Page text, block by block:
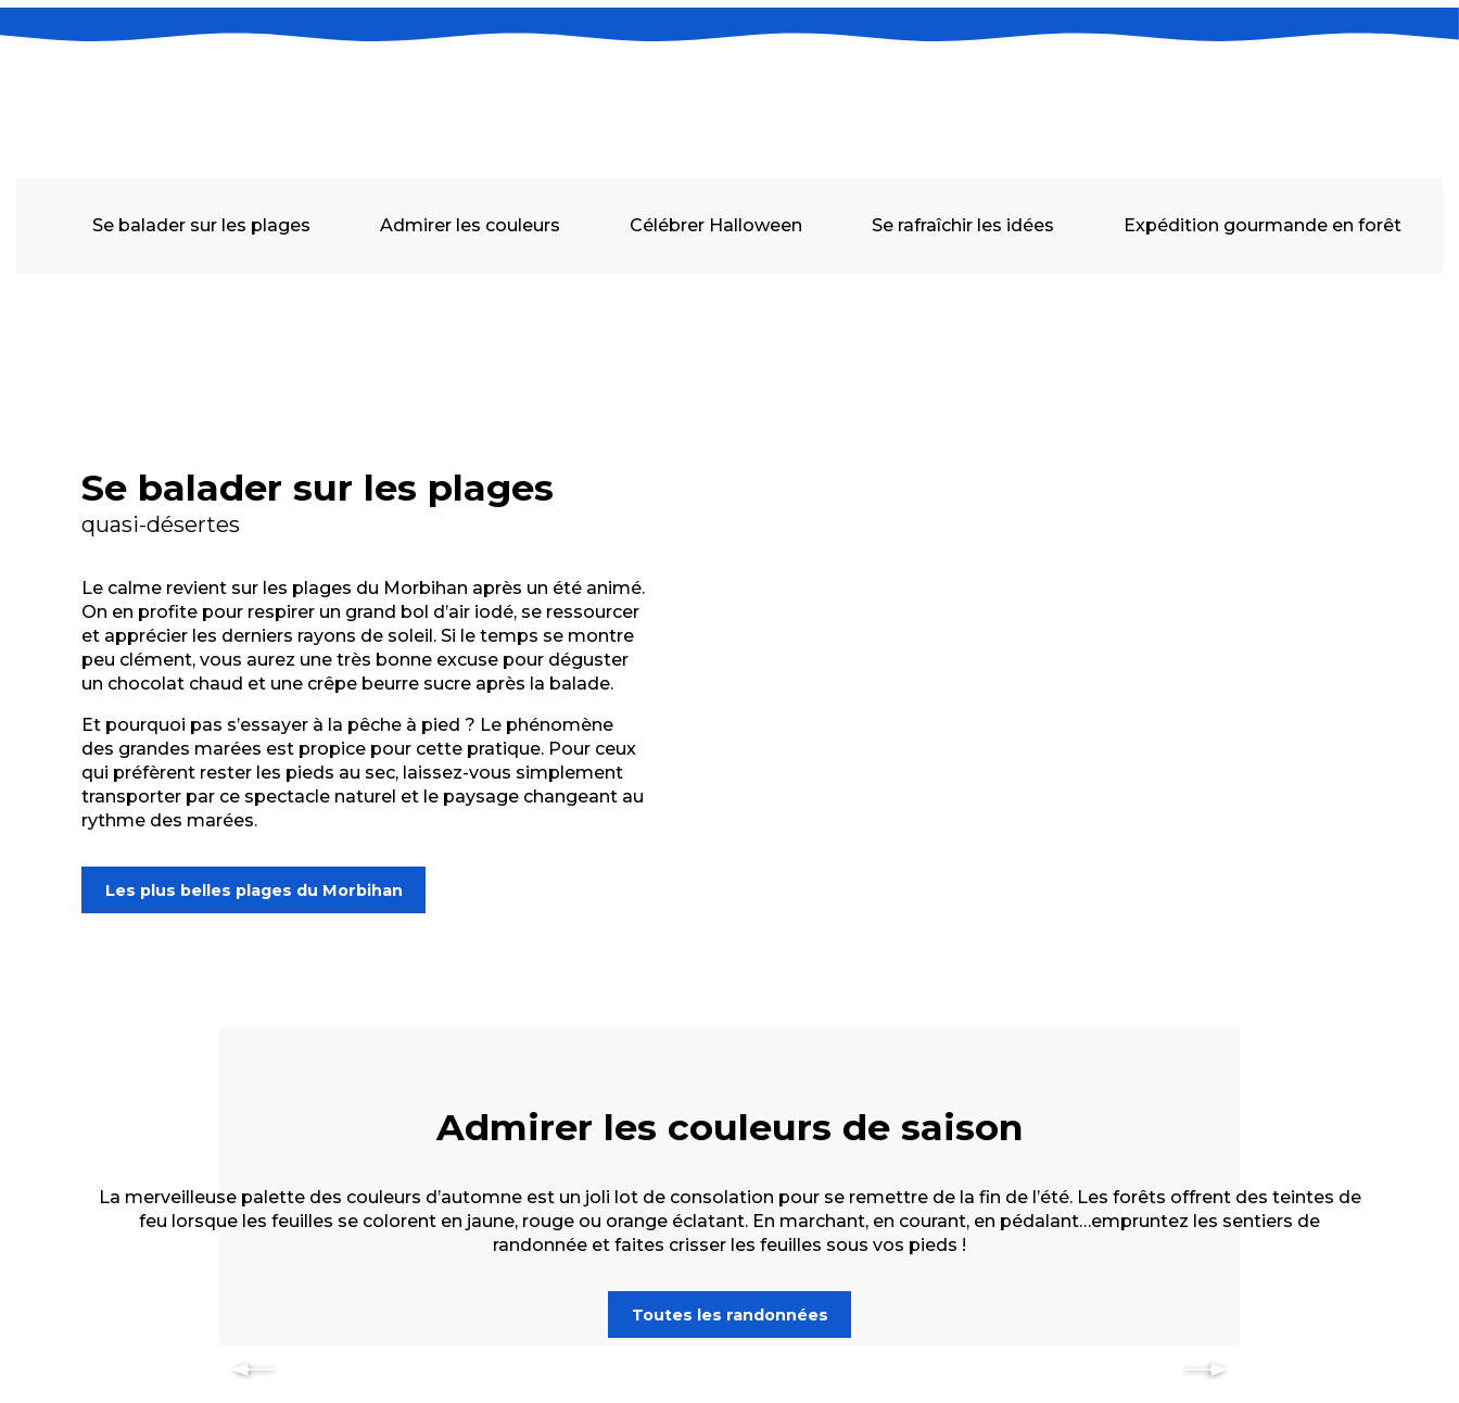
Se balader sur les plages Admirer les couleurs Célébrer Halloween Se rafraîchir les idées Expédition gourmande en forêt
Se balader sur les plages
quasi-désertes
Le calme revient sur les plages du Morbihan après un été animé.
On en profite pour respirer un grand bol d’air iodé, se ressourcer
et apprécier les derniers rayons de soleil. Si le temps se montre
peu clément, vous aurez une très bonne excuse pour déguster
un chocolat chaud et une crêpe beurre sucre après la balade.
Et pourquoi pas s’essayer à la pêche à pied ? Le phénomène
des grandes marées est propice pour cette pratique. Pour ceux
qui préfèrent rester les pieds au sec, laissez-vous simplement
transporter par ce spectacle naturel et le paysage changeant au
rythme des marées.
Les plus belles plages du Morbihan
Admirer les couleurs de saison
La merveilleuse palette des couleurs d’automne est un joli lot de consolation pour se remettre de la fin de l’été. Les forêts offrent des teintes de
feu lorsque les feuilles se colorent en jaune, rouge ou orange éclatant. En marchant, en courant, en pédalant…empruntez les sentiers de
randonnée et faites crisser les feuilles sous vos pieds !
Toutes les randonnées